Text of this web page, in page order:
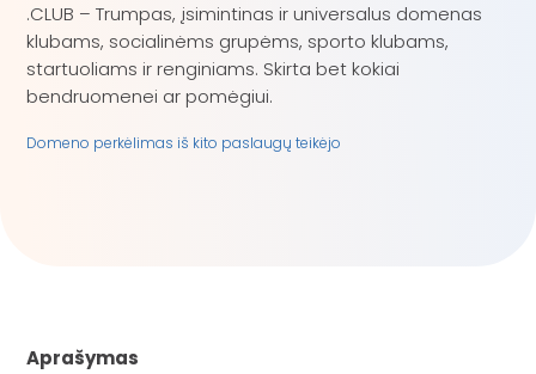
.CLUB – Trumpas, įsimintinas ir universalus domenas
klubams, socialinėms grupėms, sporto klubams,
startuoliams ir renginiams. Skirta bet kokiai
bendruomenei ar pomėgiui.
Domeno perkėlimas iš kito paslaugų teikėjo
Aprašymas